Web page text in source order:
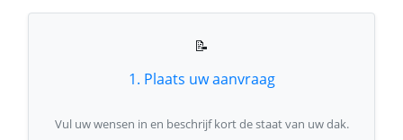
📝
1. Plaats uw aanvraag
Vul uw wensen in en beschrijf kort de staat van uw dak.